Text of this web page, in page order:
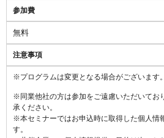
参加費
無料
注意事項
※プログラムは変更となる場合がございます。
※同業他社の方は参加をご遠慮いただいてお
承ください。
※本セミナーではお申込時に取得した個人情
す。